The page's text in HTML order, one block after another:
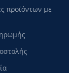
προϊόντων με